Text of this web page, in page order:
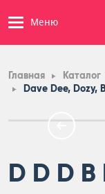
Меню
Главная
Каталог
Dave Dee, Dozy,
D D D B